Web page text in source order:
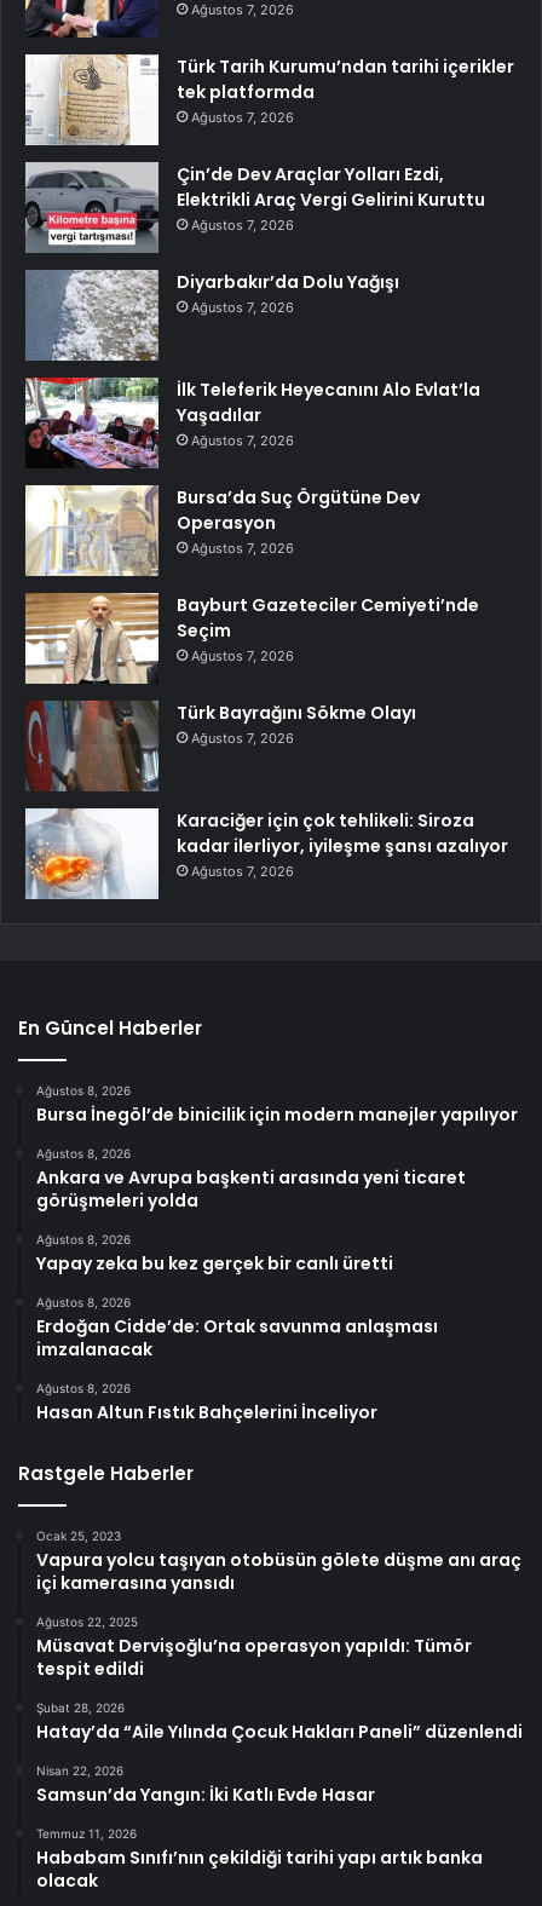
Ağustos 7, 2026
Türk Tarih Kurumu’ndan tarihi içerikler
tek platformda
Ağustos 7, 2026
Çin’de Dev Araçlar Yolları Ezdi,
Elektrikli Araç Vergi Gelirini Kuruttu
Ağustos 7, 2026
Diyarbakır’da Dolu Yağışı
Ağustos 7, 2026
İlk Teleferik Heyecanını Alo Evlat’la
Yaşadılar
Ağustos 7, 2026
Bursa’da Suç Örgütüne Dev
Operasyon
Ağustos 7, 2026
Bayburt Gazeteciler Cemiyeti’nde
Seçim
Ağustos 7, 2026
Türk Bayrağını Sökme Olayı
Ağustos 7, 2026
Karaciğer için çok tehlikeli: Siroza
kadar ilerliyor, iyileşme şansı azalıyor
Ağustos 7, 2026
En Güncel Haberler
Ağustos 8, 2026
Bursa İnegöl’de binicilik için modern manejler yapılıyor
Ağustos 8, 2026
Ankara ve Avrupa başkenti arasında yeni ticaret
görüşmeleri yolda
Ağustos 8, 2026
Yapay zeka bu kez gerçek bir canlı üretti
Ağustos 8, 2026
Erdoğan Cidde’de: Ortak savunma anlaşması
imzalanacak
Ağustos 8, 2026
Hasan Altun Fıstık Bahçelerini İnceliyor
Rastgele Haberler
Ocak 25, 2023
Vapura yolcu taşıyan otobüsün gölete düşme anı araç
içi kamerasına yansıdı
Ağustos 22, 2025
Müsavat Dervişoğlu’na operasyon yapıldı: Tümör
tespit edildi
Şubat 28, 2026
Hatay’da “Aile Yılında Çocuk Hakları Paneli” düzenlendi
Nisan 22, 2026
Samsun’da Yangın: İki Katlı Evde Hasar
Temmuz 11, 2026
Hababam Sınıfı’nın çekildiği tarihi yapı artık banka
olacak